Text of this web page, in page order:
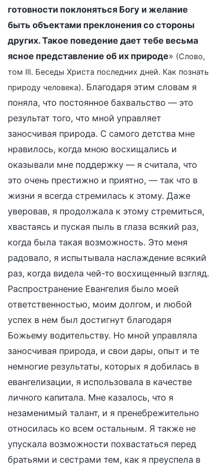
готовности поклоняться Богу и желание
быть объектами преклонения со стороны
других. Такое поведение дает тебе весьма
ясное представление об их природе» (Слово,
том III. Беседы Христа последних дней. Как познать
природу человека). Благодаря этим словам я
поняла, что постоянное бахвальство — это
результат того, что мной управляет
заносчивая природа. С самого детства мне
нравилось, когда мною восхищались и
оказывали мне поддержку — я считала, что
это очень престижно и приятно, — так что в
жизни я всегда стремилась к этому. Даже
уверовав, я продолжала к этому стремиться,
хвастаясь и пуская пыль в глаза всякий раз,
когда была такая возможность. Это меня
радовало, я испытывала наслаждение всякий
раз, когда видела чей-то восхищенный взгляд.
Распространение Евангелия было моей
ответственностью, моим долгом, и любой
успех в нем был достигнут благодаря
Божьему водительству. Но мной управляла
заносчивая природа, и свои дары, опыт и те
немногие результаты, которых я добилась в
евангелизации, я использовала в качестве
личного капитала. Мне казалось, что я
незаменимый талант, и я пренебрежительно
относилась ко всем остальным. Я также не
упускала возможности похвастаться перед
братьями и сестрами тем, как я преуспела в